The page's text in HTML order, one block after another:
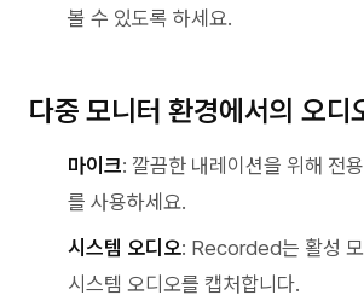
볼 수 있도록 하세요.
다중 모니터 환경에서의 오디
마이크: 깔끔한 내레이션을 위해 전
를 사용하세요.
시스템 오디오: Recorded는 활성 모
시스템 오디오를 캡처합니다.